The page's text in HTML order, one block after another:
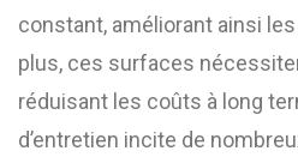
constant, améliorant ainsi
plus, ces surfaces
réduisant les coûts à long
d’entretien incite de